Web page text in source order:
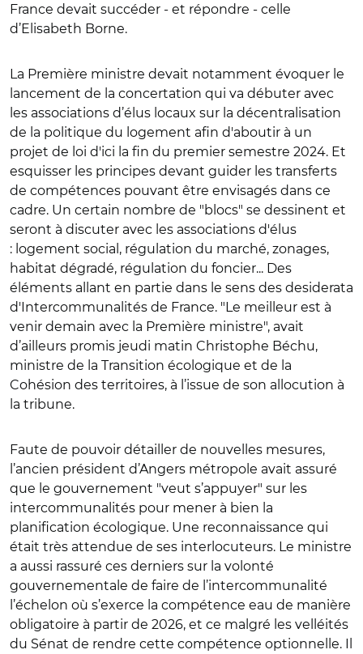
France devait succéder - et répondre - celle
d’Elisabeth Borne.
La Première ministre devait notamment évoquer le
lancement de la concertation qui va débuter avec
les associations d’élus locaux sur la décentralisation
de la politique du logement afin d'aboutir à un
projet de loi d'ici la fin du premier semestre 2024. Et
esquisser les principes devant guider les transferts
de compétences pouvant être envisagés dans ce
cadre. Un certain nombre de "blocs" se dessinent et
seront à discuter avec les associations d'élus
: logement social, régulation du marché, zonages,
habitat dégradé, régulation du foncier... Des
éléments allant en partie dans le sens des desiderata
d'Intercommunalités de France. "Le meilleur est à
venir demain avec la Première ministre", avait
d’ailleurs promis jeudi matin Christophe Béchu,
ministre de la Transition écologique et de la
Cohésion des territoires, à l’issue de son allocution à
la tribune.
Faute de pouvoir détailler de nouvelles mesures,
l’ancien président d’Angers métropole avait assuré
que le gouvernement "veut s’appuyer" sur les
intercommunalités pour mener à bien la
planification écologique. Une reconnaissance qui
était très attendue de ses interlocuteurs. Le ministre
a aussi rassuré ces derniers sur la volonté
gouvernementale de faire de l’intercommunalité
l’échelon où s’exerce la compétence eau de manière
obligatoire à partir de 2026, et ce malgré les velléités
du Sénat de rendre cette compétence optionnelle. Il